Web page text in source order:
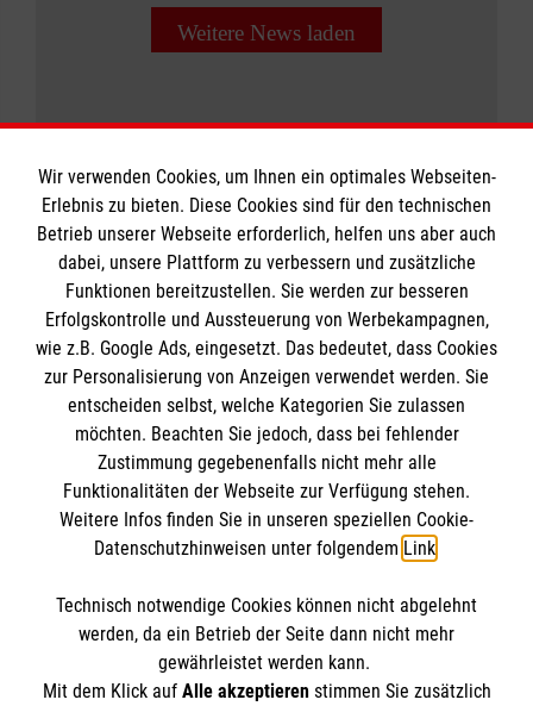
Weitere News laden
Informationen
Impressum
Datenschutz
Kontakt
Die Malteser
Malteser in Deutschland
Malteserorden
Sharepoint
Spendenkonto
Bank: Pax-Bank eG
IBAN: DE49370601201201225112
BIC: GENODED1PAX
So finden Sie uns
Wir verwenden Cookies, um Ihnen ein optimales Webseiten-
Erlebnis zu bieten. Diese Cookies sind für den technischen
Betrieb unserer Webseite erforderlich, helfen uns aber auch
dabei, unsere Plattform zu verbessern und zusätzliche
Funktionen bereitzustellen. Sie werden zur besseren
Erfolgskontrolle und Aussteuerung von Werbekampagnen,
wie z.B. Google Ads, eingesetzt. Das bedeutet, dass Cookies
zur Personalisierung von Anzeigen verwendet werden. Sie
entscheiden selbst, welche Kategorien Sie zulassen
möchten. Beachten Sie jedoch, dass bei fehlender
Zustimmung gegebenenfalls nicht mehr alle
Funktionalitäten der Webseite zur Verfügung stehen.
Weitere Infos finden Sie in unseren speziellen Cookie-
Datenschutzhinweisen unter folgendem Link.
Technisch notwendige Cookies können nicht abgelehnt
werden, da ein Betrieb der Seite dann nicht mehr
gewährleistet werden kann.
Mit dem Klick auf Alle akzeptierenstimmen Sie zusätzlich